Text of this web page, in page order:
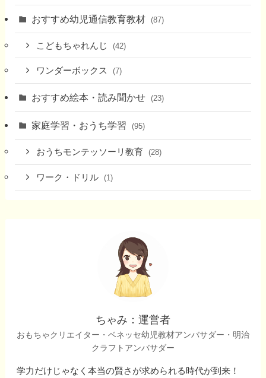
おすすめ幼児通信教育教材 (87)
こどもちゃれんじ (42)
ワンダーボックス (7)
おすすめ絵本・読み聞かせ (23)
家庭学習・おうち学習 (95)
おうちモンテッソーリ教育 (28)
ワーク・ドリル (1)
ちゃみ：運営者
おもちゃクリエイター・ベネッセ幼児教材アンバサダー・明治
クラフトアンバサダー
学力だけじゃなく本当の賢さが求められる時代が到来！